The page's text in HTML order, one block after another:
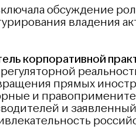
обсуждение
владения
корпоративной
прямых
и
и